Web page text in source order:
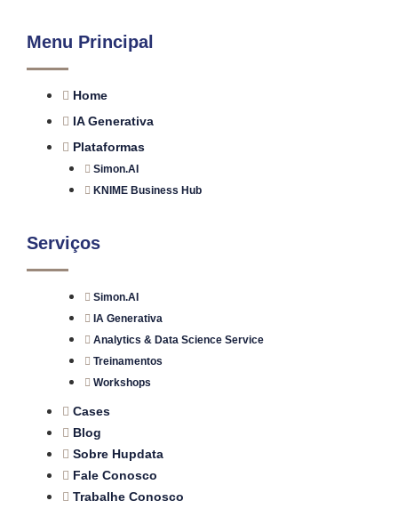
Menu Principal
Home
IA Generativa
Plataformas
Simon.AI
KNIME Business Hub
Serviços
Simon.AI
IA Generativa
Analytics & Data Science Service
Treinamentos
Workshops
Cases
Blog
Sobre Hupdata
Fale Conosco
Trabalhe Conosco